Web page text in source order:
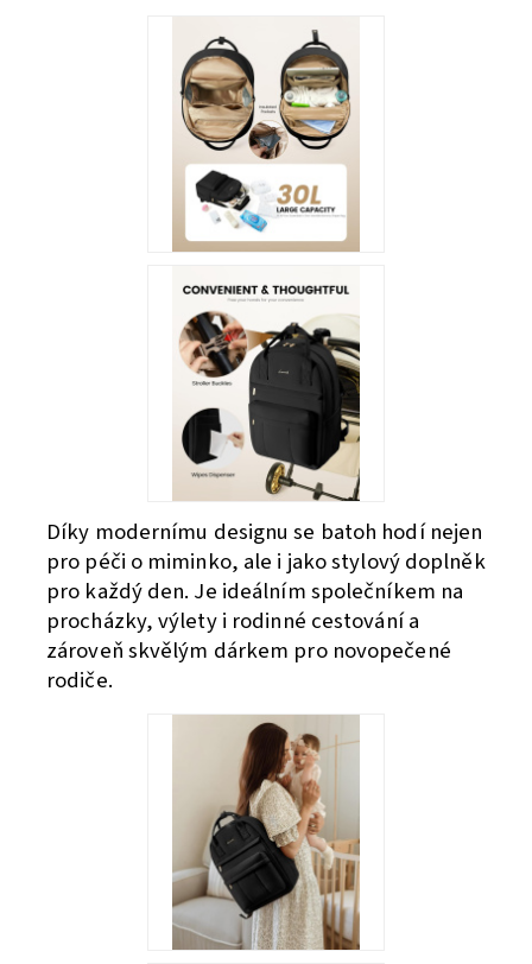
Díky modernímu designu se batoh hodí nejen
pro péči o miminko, ale i jako stylový doplněk
pro každý den. Je ideálním společníkem na
procházky, výlety i rodinné cestování a
zároveň skvělým dárkem pro novopečené
rodiče.